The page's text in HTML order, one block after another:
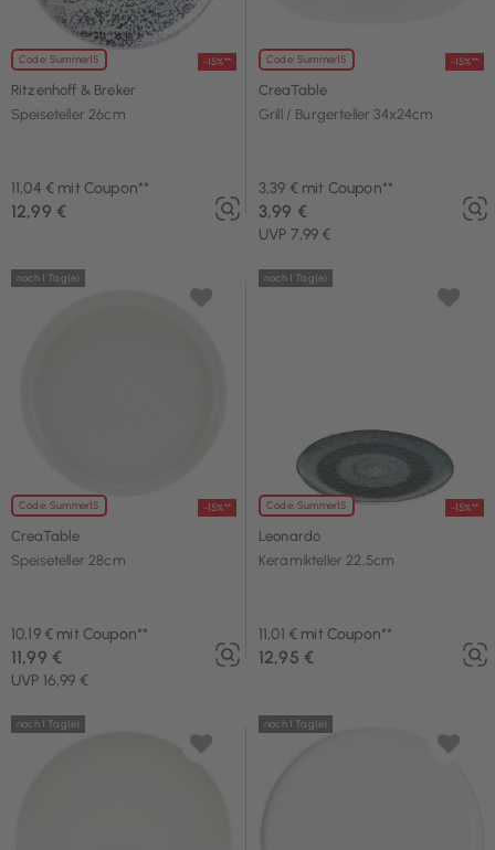
Code: Summer15 -15%**
Ritzenhoff & Breker
Speiseteller 26cm
11,04 € mit Coupon**
12,99 €
Code: Summer15 -15%**
CreaTable
Grill / Burgerteller 34x24cm
3,39 € mit Coupon**
UVP 7,99 €
3,99 €
Code: Summer15 -15%**
noch 1 Tag(e)
CreaTable
Speiseteller 28cm
10,19 € mit Coupon**
UVP 16,99 €
11,99 €
Code: Summer15 -15%**
noch 1 Tag(e)
Leonardo
Keramikteller 22,5cm
11,01 € mit Coupon**
12,95 €
noch 1 Tag(e) noch 1 Tag(e)